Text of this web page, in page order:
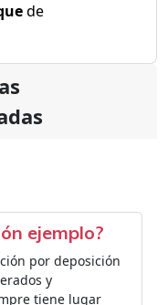
de
ejemplo?
por deposición
y
tiene lugar